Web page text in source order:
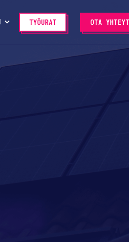
TYÖURAT OTA